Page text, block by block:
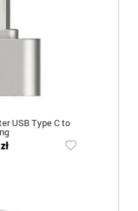
USB Type C to